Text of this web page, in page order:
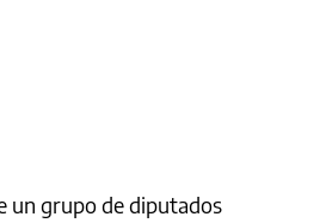
un grupo de diputados